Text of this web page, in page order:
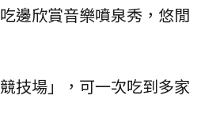
邊欣賞音樂噴泉秀，悠閒
技場」，可一次吃到多家